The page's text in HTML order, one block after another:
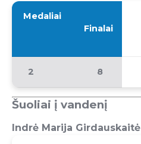
Medaliai
Finalai
2 8
Šuoliai į vandenį
Indrė Marija Girdauskaitė